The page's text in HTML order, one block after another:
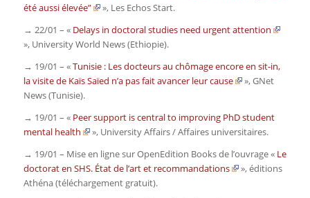
été aussi élevée”
», Les Echos Start.
→ 22/01 – « Delays in doctoral studies need urgent attention
»,University World News(Ethiopie).
→ 19/01 – «Tunisie : Les docteurs au chômage encore en sit-in,
la visite de Kaïs Saïed n’a pas fait avancer leur cause
»,GNet
News(Tunisie).
→ 19/01 – « Peer support is central to improving PhD student
mental health
», University Affairs / Affaires universitaires.
→ 19/01 – Mise en ligne sur OpenEdition Books de l’ouvrage « Le
doctorat en SHS. État de l’art et recommandations
», éditions
Athéna (téléchargement gratuit).